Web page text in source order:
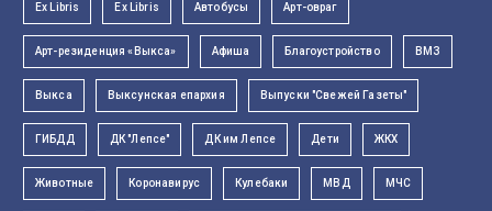
Ex Libris Ex Libris Автобусы Арт-овраг
Арт-резиденция «Выкса» Афиша Благоустройство ВМЗ
Выкса Выксунская епархия Выпуски "Свежей Газеты"
ГИБДД ДК "Лепсе" ДК им Лепсе Дети ЖКХ
Животные Коронавирус Кулебаки МВД МЧС